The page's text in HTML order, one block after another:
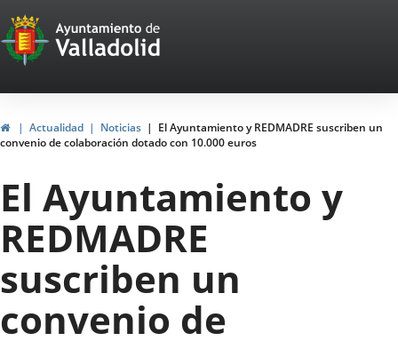
Portal
Web
del
Ayuntamiento
de
Valladolid
InicioActualidad Noticias
El Ayuntamiento y REDMADRE suscriben un
convenio de colaboración dotado con 10.000 euros
El Ayuntamiento y
REDMADRE
suscriben un
convenio de